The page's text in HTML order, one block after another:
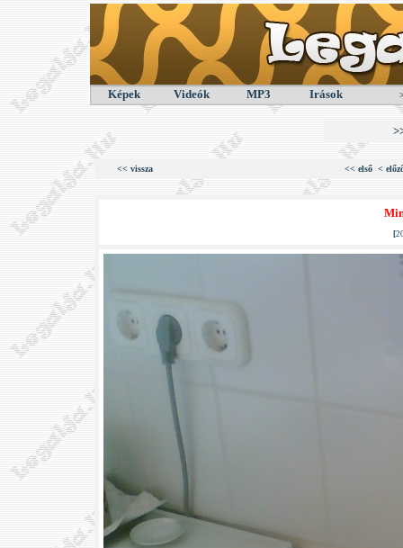
Képek Videók MP3 Irások
<< vissza << első <
[